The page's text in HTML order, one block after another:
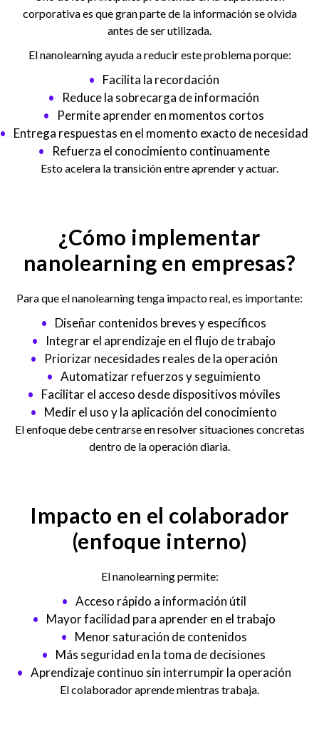
corporativa es que gran parte de la información se olvida
antes de ser utilizada.
El nanolearning ayuda a reducir este problema porque:
Facilita la recordación
Reduce la sobrecarga de información
Permite aprender en momentos cortos
Entrega respuestas en el momento exacto de necesidad
Refuerza el conocimiento continuamente
Esto acelera la transición entre aprender y actuar.
¿Cómo implementar
nanolearning en empresas?
Para que el nanolearning tenga impacto real, es importante:
Diseñar contenidos breves y específicos
Integrar el aprendizaje en el flujo de trabajo
Priorizar necesidades reales de la operación
Automatizar refuerzos y seguimiento
Facilitar el acceso desde dispositivos móviles
Medir el uso y la aplicación del conocimiento
El enfoque debe centrarse en resolver situaciones concretas
dentro de la operación diaria.
Impacto en el colaborador
(enfoque interno)
El nanolearning permite:
Acceso rápido a información útil
Mayor facilidad para aprender en el trabajo
Menor saturación de contenidos
Más seguridad en la toma de decisiones
Aprendizaje continuo sin interrumpir la operación
El colaborador aprende mientras trabaja.